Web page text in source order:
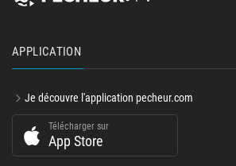
APPLICATION
Je découvre l'application pecheur.com
Télécharger sur
App Store